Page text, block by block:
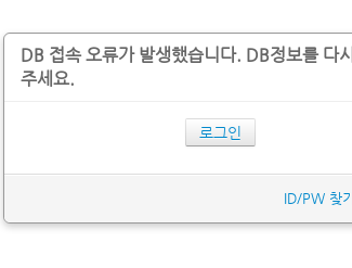
DB 접속 오류가 발생했습니다. DB정보를 다
주세요.
로그인
ID/PW 찾기